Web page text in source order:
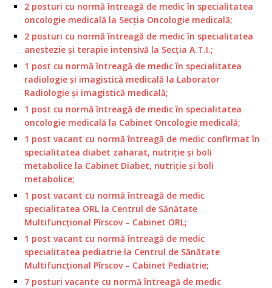
2 posturi cu normă întreagă de medic în specialitatea
oncologie medicală la Secţia Oncologie medicală;
2 posturi cu normă întreagă de medic în specialitatea
anestezie şi terapie intensivă la Secţia A.T.I.;
1 post cu normă întreagă de medic în specialitatea
radiologie şi imagistică medicală la Laborator
Radiologie şi imagistică medicală;
1 post cu normă întreagă de medic în specialitatea
oncologie medicală la Cabinet Oncologie medicală;
1 post vacant cu normă întreagă de medic confirmat în
specialitatea diabet zaharat, nutriţie şi boli
metabolice la Cabinet Diabet, nutriţie şi boli
metabolice;
1 post vacant cu normă întreagă de medic
specialitatea ORL la Centrul de Sănătate
Multifuncţional Pîrscov – Cabinet ORL;
1 post vacant cu normă întreagă de medic
specialitatea pediatrie la Centrul de Sănătate
Multifuncţional Pîrscov – Cabinet Pediatrie;
7 posturi vacante cu normă întreagă de medic